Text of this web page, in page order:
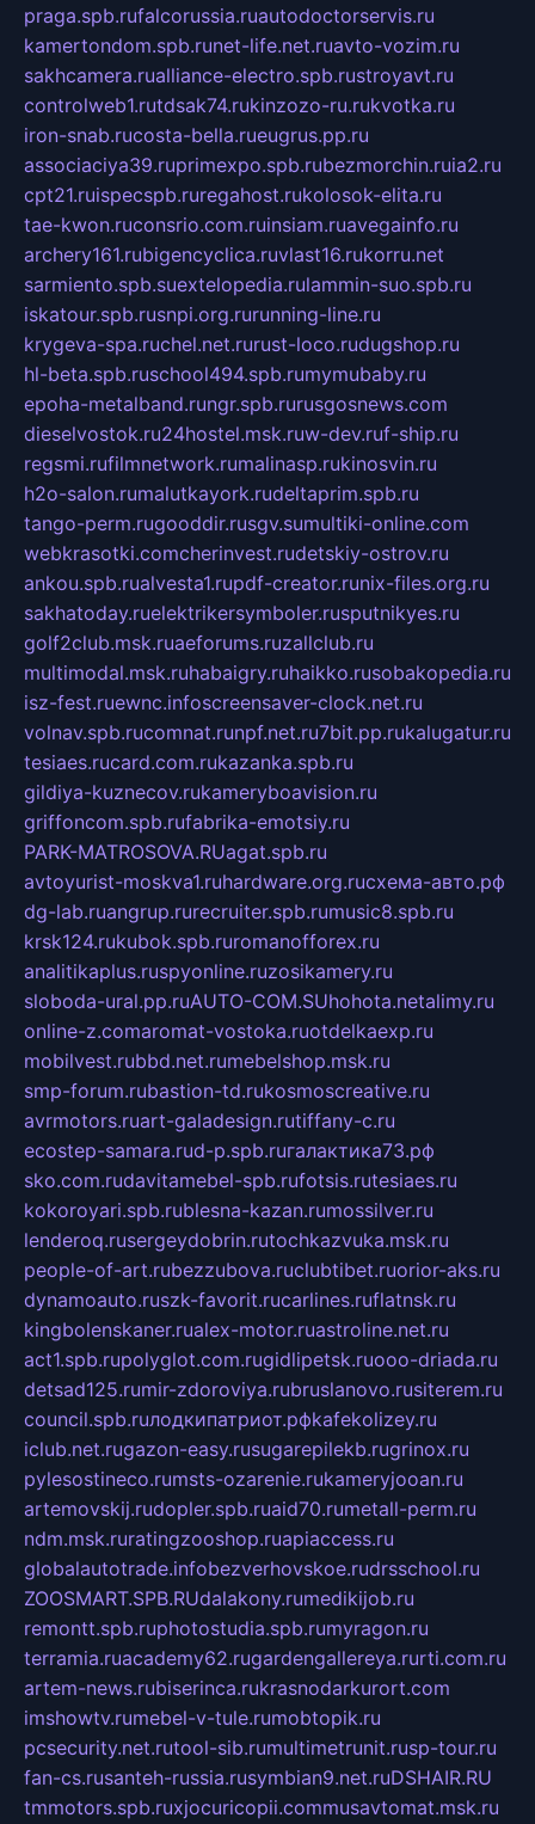
praga.spb.rufalcorussia.ruautodoctorservis.ru
kamertondom.spb.runet-life.net.ruavto-vozim.ru
sakhcamera.rualliance-electro.spb.rustroyavt.ru
controlweb1.rutdsak74.rukinzozo-ru.rukvotka.ru
iron-snab.rucosta-bella.rueugrus.pp.ru
associaciya39.ruprimexpo.spb.rubezmorchin.ruia2.ru
cpt21.ruispecspb.ruregahost.rukolosok-elita.ru
tae-kwon.ruconsrio.com.ruinsiam.ruavegainfo.ru
archery161.rubigencyclica.ruvlast16.rukorru.net
sarmiento.spb.suextelopedia.rulammin-suo.spb.ru
iskatour.spb.rusnpi.org.rurunning-line.ru
krygeva-spa.ruchel.net.rurust-loco.rudugshop.ru
hl-beta.spb.ruschool494.spb.rumymubaby.ru
epoha-metalband.rungr.spb.rurusgosnews.com
dieselvostok.ru24hostel.msk.ruw-dev.ruf-ship.ru
regsmi.rufilmnetwork.rumalinasp.rukinosvin.ru
h2o-salon.rumalutkayork.rudeltaprim.spb.ru
tango-perm.rugooddir.rusgv.sumultiki-online.com
webkrasotki.comcherinvest.rudetskiy-ostrov.ru
ankou.spb.rualvesta1.rupdf-creator.runix-files.org.ru
sakhatoday.ruelektrikersymboler.rusputnikyes.ru
golf2club.msk.ruaeforums.ruzallclub.ru
multimodal.msk.ruhabaigry.ruhaikko.rusobakopedia.ru
isz-fest.ruewnc.infoscreensaver-clock.net.ru
volnav.spb.rucomnat.runpf.net.ru7bit.pp.rukalugatur.ru
tesiaes.rucard.com.rukazanka.spb.ru
gildiya-kuznecov.rukameryboavision.ru
griffoncom.spb.rufabrika-emotsiy.ru
PARK-MATROSOVA.RUagat.spb.ru
avtoyurist-moskva1.ruhardware.org.ruсхема-авто.рф
dg-lab.ruangrup.rurecruiter.spb.rumusic8.spb.ru
krsk124.rukubok.spb.ruromanofforex.ru
analitikaplus.ruspyonline.ruzosikamery.ru
sloboda-ural.pp.ruAUTO-COM.SUhohota.netalimy.ru
online-z.comaromat-vostoka.ruotdelkaexp.ru
mobilvest.rubbd.net.rumebelshop.msk.ru
smp-forum.rubastion-td.rukosmoscreative.ru
avrmotors.ruart-galadesign.rutiffany-c.ru
ecostep-samara.rud-p.spb.ruгалактика73.рф
sko.com.rudavitamebel-spb.rufotsis.rutesiaes.ru
kokoroyari.spb.rublesna-kazan.rumossilver.ru
lenderoq.rusergeydobrin.rutochkazvuka.msk.ru
people-of-art.rubezzubova.ruclubtibet.ruorior-aks.ru
dynamoauto.ruszk-favorit.rucarlines.ruflatnsk.ru
kingbolenskaner.rualex-motor.ruastroline.net.ru
act1.spb.rupolyglot.com.rugidlipetsk.ruooo-driada.ru
detsad125.rumir-zdoroviya.rubruslanovo.rusiterem.ru
council.spb.ruлодкипатриот.рфkafekolizey.ru
iclub.net.rugazon-easy.rusugarepilekb.rugrinox.ru
pylesostineco.rumsts-ozarenie.rukameryjooan.ru
artemovskij.rudopler.spb.ruaid70.rumetall-perm.ru
ndm.msk.ruratingzooshop.ruapiaccess.ru
globalautotrade.infobezverhovskoe.rudrsschool.ru
ZOOSMART.SPB.RUdalakony.rumedikijob.ru
remontt.spb.ruphotostudia.spb.rumyragon.ru
terramia.ruacademy62.rugardengallereya.rurti.com.ru
artem-news.rubiserinca.rukrasnodarkurort.com
imshowtv.rumebel-v-tule.rumobtopik.ru
pcsecurity.net.rutool-sib.rumultimetrunit.rusp-tour.ru
fan-cs.rusanteh-russia.rusymbian9.net.ruDSHAIR.RU
tmmotors.spb.ruxjocuricopii.commusavtomat.msk.ru